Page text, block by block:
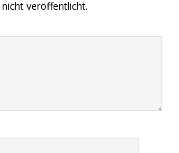
veröffentlicht.